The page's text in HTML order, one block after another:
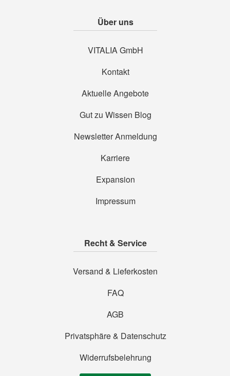
Über uns
VITALIA GmbH
Kontakt
Aktuelle Angebote
Gut zu Wissen Blog
Newsletter Anmeldung
Karriere
Expansion
Impressum
Recht & Service
Versand & Lieferkosten
FAQ
AGB
Privatsphäre & Datenschutz
Widerrufsbelehrung